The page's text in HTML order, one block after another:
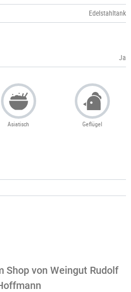
Edelstahltank
Ja
Asiatisch Geflügel
Shop von Weingut Rudolf